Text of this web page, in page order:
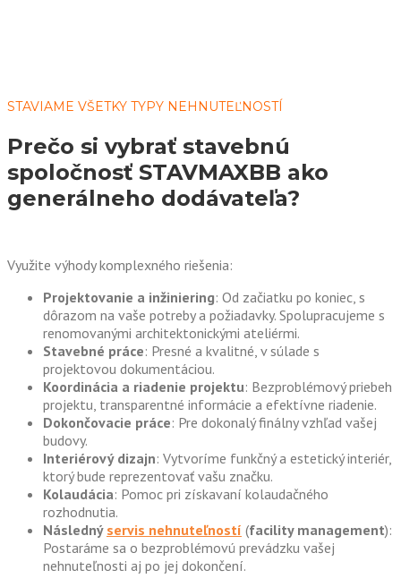
STAVIAME VŠETKY TYPY NEHNUTEĽNOSTÍ
Prečo si vybrať stavebnú
spoločnosť STAVMAXBB ako
generálneho dodávateľa?
Využite výhody komplexného riešenia:
Projektovanie a inžiniering: Od začiatku po koniec, s
dôrazom na vaše potreby a požiadavky. Spolupracujeme s
renomovanými architektonickými ateliérmi.
Stavebné práce: Presné a kvalitné, v súlade s
projektovou dokumentáciou.
Koordinácia a riadenie projektu: Bezproblémový priebeh
projektu, transparentné informácie a efektívne riadenie.
Dokončovacie práce: Pre dokonalý finálny vzhľad vašej
budovy.
Interiérový dizajn: Vytvoríme funkčný a estetický interiér,
ktorý bude reprezentovať vašu značku.
Kolaudácia: Pomoc pri získavaní kolaudačného
rozhodnutia.
Následný servis nehnuteľností (facility management):
Postaráme sa o bezproblémovú prevádzku vašej
nehnuteľnosti aj po jej dokončení.